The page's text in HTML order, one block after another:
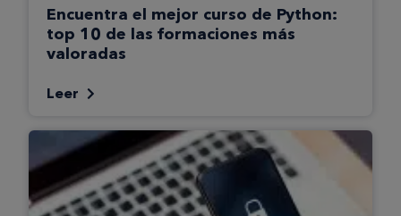
Encuentra el mejor curso de Python:
top 10 de las formaciones más
valoradas
Leer